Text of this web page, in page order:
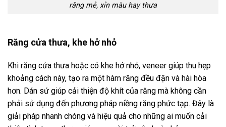
răng mẻ, xỉn màu hay thưa
Răng cửa thưa, khe hở nhỏ
Khi răng cửa thưa hoặc có khe hở nhỏ, veneer giúp thu hẹp
khoảng cách này, tạo ra một hàm răng đều đặn và hài hòa
hơn. Dán sứ giúp cải thiện độ khít của răng mà không cần
phải sử dụng đến phương pháp niềng răng phức tạp. Đây là
giải pháp nhanh chóng và hiệu quả cho những ai muốn cải